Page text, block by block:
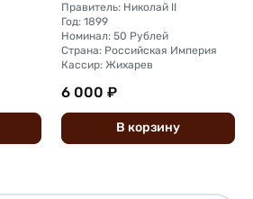
Правитель: Николай II
Год: 1899
Номинал: 50 Рублей
Страна: Российская Империя
Кассир: Жихарев
6 000 ₽
В корзину